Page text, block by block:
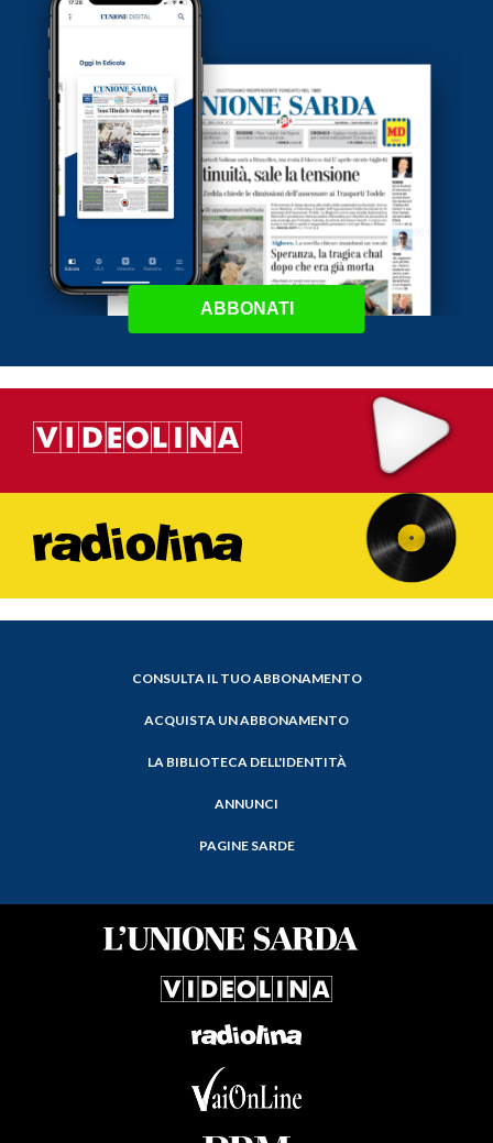
ABBONATI
CONSULTA IL TUO ABBONAMENTO
ACQUISTA UN ABBONAMENTO
LA BIBLIOTECA DELL'IDENTITÀ
ANNUNCI
PAGINE SARDE